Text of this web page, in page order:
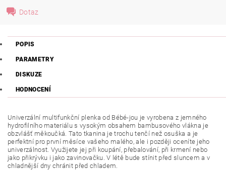
Dotaz
POPIS
PARAMETRY
DISKUZE
HODNOCENÍ
Univerzální multifunkční plenka od Bébé-jou je vyrobena z jemného
hydrofilního materiálu s vysokým obsahem bambusového vlákna je
obzvlášť měkoučká. Tato tkanina je trochu tenčí než osuška a je
perfektní pro první měsíce vašeho malého, ale i později oceníte jeho
univerzálnost. Využijete jej při koupání, přebalování, při krmení nebo
jako přikrývku i jako zavinovačku. V létě bude stínit před sluncem a v
chladnější dny chránit před chladem.